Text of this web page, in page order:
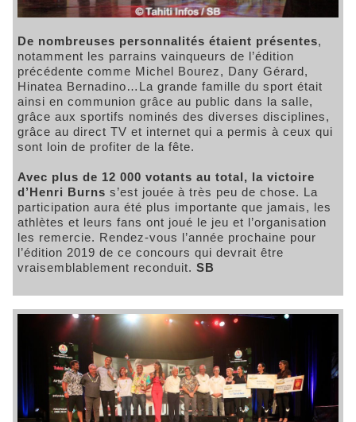
De nombreuses personnalités étaient présentes,
notamment les parrains vainqueurs de l’édition
précédente comme Michel Bourez, Dany Gérard,
Hinatea Bernadino…La grande famille du sport était
ainsi en communion grâce au public dans la salle,
grâce aux sportifs nominés des diverses disciplines,
grâce au direct TV et internet qui a permis à ceux qui
sont loin de profiter de la fête.
Avec plus de 12 000 votants au total, la victoire
d’Henri Burns s’est jouée à très peu de chose. La
participation aura été plus importante que jamais, les
athlètes et leurs fans ont joué le jeu et l’organisation
les remercie. Rendez-vous l’année prochaine pour
l’édition 2019 de ce concours qui devrait être
vraisemblablement reconduit. SB